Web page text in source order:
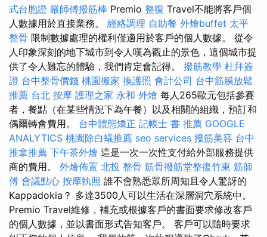
式台胞證 嚴師傅撥筋棒 Premio 整復 Travel不能將客戶個
人數據用於直接業務。 經絡調理 自助餐 外燴buffet 太平
整骨 限制數據處理的權利僅適用於客戶的個人數據。 從令
人印象深刻的地下城市到令人嘆為觀止的景色，這個城市提
供了令人難忘的體驗，我們肯定會記得。 撥筋教學 杜拜簽
證 台中整骨價錢 桃園搬家 換護照 會計公司 台中筋膜放鬆
推薦 台北 按摩 護理之家 永和 外燴 每人265歐元包括參賽
者，餐點（在某些情況下為午餐）以及相關的組織，預訂和
偶爾轉會費用。 台中體態矯正 記帳士 書 推薦 GOOGLE
ANALYTICS 桃園除白蟻推薦 seo services 撥筋美容 台中
推拿推薦 下午茶外燴 這是一次一次性支付給外部服務提供
商的費用。 外燴佈置 北投 整骨 筋骨撥筋堂整復竹東 筋師
傅 會議點心 按摩執照 誰不會熟悉眾所周知且令人驚訝的
Kappadokia？ 多達3500人可以生活在深層洞穴系統中。
Premio Travel維修，補充或根據客戶的書面要求修改客戶
的個人數據，並以書面形式告知客戶。 客戶可以隨時要求